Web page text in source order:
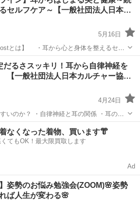
代エジプトにま...
セルフケア～【一般社団法人日本…
5月16日
う、やさしいケア ・年齢に関係なく続
すすめ】 ☐ セルフケアに興味がある ☐
オンライン
だるさスッキリ！耳から自律神経を
【一般社団法人日本カルチャー協…
4月24日
いのか？ ・自律神経と耳の関係 ・耳のマ
耳」にやさしく触れるセルフケアを通し
方法をお伝えします。 特別な道具は
カルチャー
着なくなった着物、買います👘
てもOK！最大限買取します
Ad
】姿勢のお悩み勉強会(ZOOM)🌸姿勢
ば人生が変わる🌸